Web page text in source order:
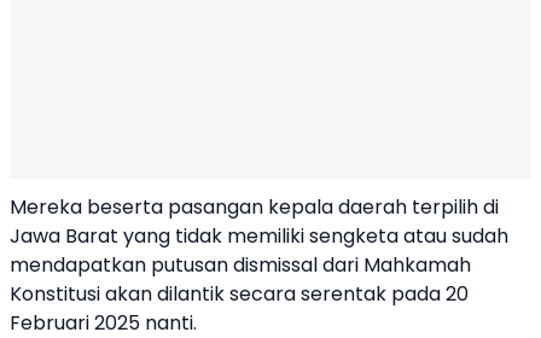
Mereka beserta pasangan kepala daerah terpilih di
Jawa Barat yang tidak memiliki sengketa atau sudah
mendapatkan putusan dismissal dari Mahkamah
Konstitusi akan dilantik secara serentak pada 20
Februari 2025 nanti.